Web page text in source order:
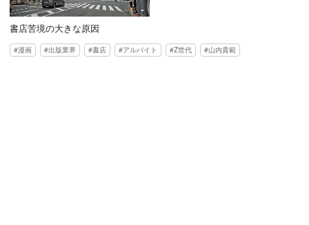
書店苦境の大きな原因
漫画 出版業界 書店 アルバイト Z世代 山内貴範